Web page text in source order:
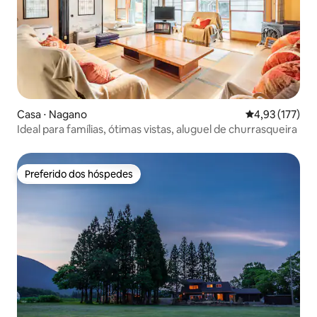
Casa ⋅ Nagano 4,93 de uma
4,93 (177)
Ideal para famílias, ótimas vistas, aluguel de churrasqueira
Preferido dos hóspedes
Preferido dos hóspedes